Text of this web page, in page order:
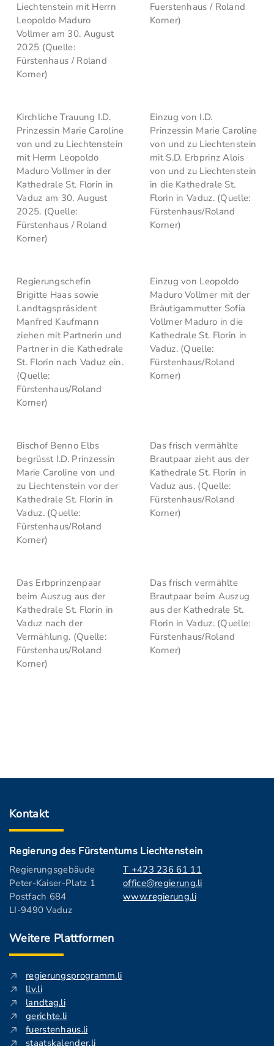
Liechtenstein mit Herrn
Leopoldo Maduro
Vollmer am 30. August
2025 (Quelle:
Fürstenhaus / Roland
Korner)
Fuerstenhaus / Roland
Korner)
Kirchliche Trauung I.D.
Prinzessin Marie Caroline
von und zu Liechtenstein
mit Herrn Leopoldo
Maduro Vollmer in der
Kathedrale St. Florin in
Vaduz am 30. August
2025. (Quelle:
Fürstenhaus / Roland
Korner)
Einzug von I.D.
Prinzessin Marie Caroline
von und zu Liechtenstein
mit S.D. Erbprinz Alois
von und zu Liechtenstein
in die Kathedrale St.
Florin in Vaduz. (Quelle:
Fürstenhaus/Roland
Korner)
Regierungschefin
Brigitte Haas sowie
Landtagspräsident
Manfred Kaufmann
ziehen mit Partnerin und
Partner in die Kathedrale
St. Florin nach Vaduz ein.
(Quelle:
Fürstenhaus/Roland
Korner)
Einzug von Leopoldo
Maduro Vollmer mit der
Bräutigammutter Sofia
Vollmer Maduro in die
Kathedrale St. Florin in
Vaduz. (Quelle:
Fürstenhaus/Roland
Korner)
Bischof Benno Elbs
begrüsst I.D. Prinzessin
Marie Caroline von und
zu Liechtenstein vor der
Kathedrale St. Florin in
Vaduz. (Quelle:
Fürstenhaus/Roland
Korner)
Das frisch vermählte
Brautpaar zieht aus der
Kathedrale St. Florin in
Vaduz aus. (Quelle:
Fürstenhaus/Roland
Korner)
Das Erbprinzenpaar
beim Auszug aus der
Kathedrale St. Florin in
Vaduz nach der
Vermählung. (Quelle:
Fürstenhaus/Roland
Korner)
Das frisch vermählte
Brautpaar beim Auszug
aus der Kathedrale St.
Florin in Vaduz. (Quelle:
Fürstenhaus/Roland
Korner)
Kontakt
Regierung des Fürstentums Liechtenstein
Regierungsgebäude
Peter-Kaiser-Platz 1
Postfach 684
LI-9490 Vaduz
T +423 236 61 11
office@regierung.li
www.regierung.li
Weitere Plattformen
regierungsprogramm.li
llv.li
landtag.li
gerichte.li
fuerstenhaus.li
staatskalender.li